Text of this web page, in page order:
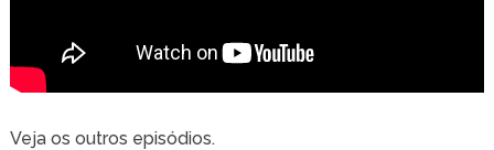
Veja os outros episódios.